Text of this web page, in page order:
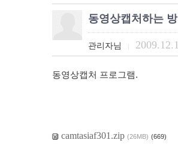
동영상캡처하는 방
관리자님
동영상캡처 프로그램.
camtasiaf301.zip (26MB) (669)